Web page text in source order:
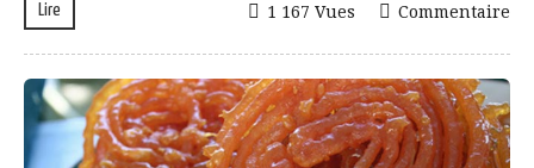
Lire Commentaire
1 167 Vues